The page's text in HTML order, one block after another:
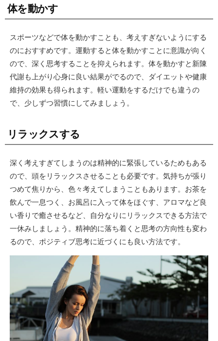
体を動かす
スポーツなどで体を動かすことも、考えすぎないようにする
のにおすすめです。運動すると体を動かすことに意識が向く
ので、深く思考することを抑えられます。体を動かすと新陳
代謝も上がり心身に良い結果がでるので、ダイエットや健康
維持の効果も得られます。軽い運動をするだけでも違うの
で、少しずつ習慣にしてみましょう。
リラックスする
深く考えすぎてしまうのは精神的に緊張しているためもある
ので、頭をリラックスさせることも必要です。気持ちが張り
つめて焦りから、色々考えてしまうこともあります。お茶を
飲んで一息つく、お風呂に入って体をほぐす、アロマなど良
い香りで癒させるなど、自分なりにリラックスできる方法で
一休みしましょう。精神的に落ち着くと思考の方向性も変わ
るので、ポジティブ思考に近づくにも良い方法です。